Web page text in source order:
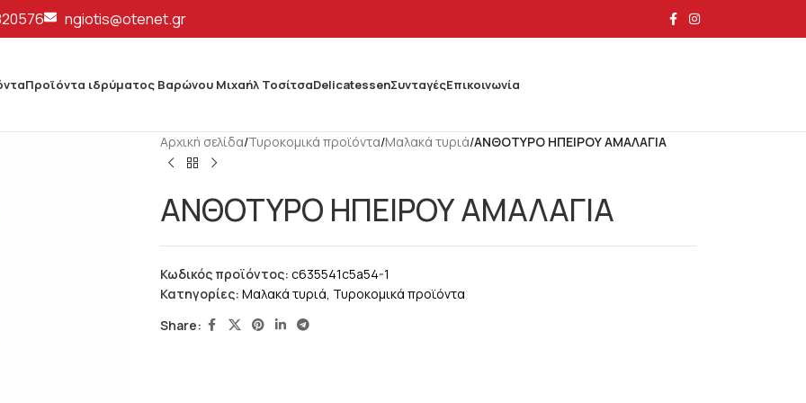
ngiotis@otenet.gr
Προϊόντα ιδρύματος Βαρώνου Μιχαήλ ΤοσίτσαDelicatessenΣυνταγέςΕπικοινωνία
Αρχική σελίδα/Τυροκομικά προϊόντα/Μαλακά τυριά/ΑΝΘΟΤΥΡΟ ΗΠΕΙΡΟΥ ΑΜΑΛΑΓΙΑ
ΑΝΘΟΤΥΡΟ ΗΠΕΙΡΟΥ ΑΜΑΛΑΓΙΑ
Κωδικός προϊόντος: c635541c5a54-1
Κατηγορίες: Μαλακά τυριά, Τυροκομικά προϊόντα
Share: